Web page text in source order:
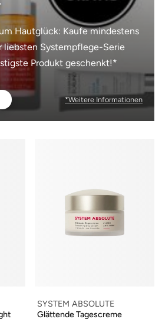
Hautglück: Kaufe mindestens
liebsten Systempflege-Serie
Produkt geschenkt!*
*Weitere Informationen
SYSTEM ABSOLUTE
Glättende Tagescreme